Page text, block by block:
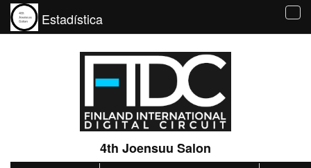
Estadística
4th Joensuu Salon